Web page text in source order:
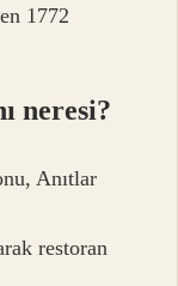
1772
neresi?
Anıtlar
restoran